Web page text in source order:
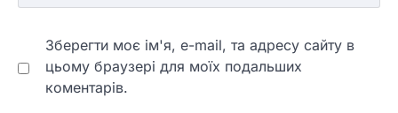
Зберегти моє ім'я, e-mail, та адресу сайту в
цьому браузері для моїх подальших
коментарів.